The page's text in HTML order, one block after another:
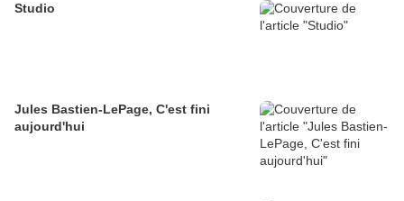
Studio
Jules Bastien-LePage, C'est fini
aujourd'hui